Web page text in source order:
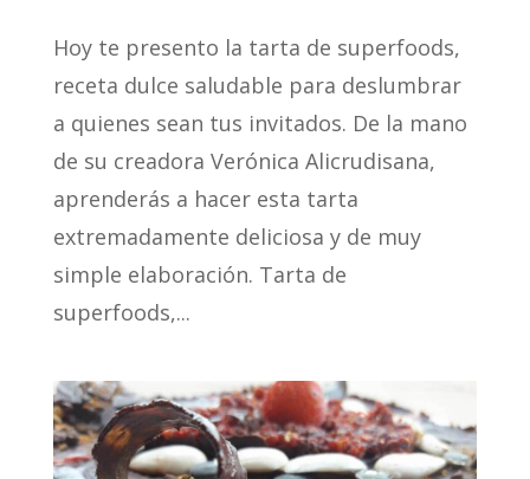
Hoy te presento la tarta de superfoods,
receta dulce saludable para deslumbrar
a quienes sean tus invitados. De la mano
de su creadora Verónica Alicrudisana,
aprenderás a hacer esta tarta
extremadamente deliciosa y de muy
simple elaboración. Tarta de
superfoods,...